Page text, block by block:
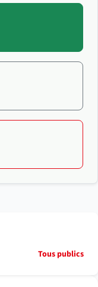
Tous publics